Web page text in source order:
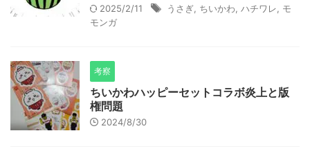
2025/2/11 うさぎ ちいかわ ハチワレ
モ
モンガ
考察
ちいかわハッピーセットコラボ炎上と版
権問題
2024/8/30